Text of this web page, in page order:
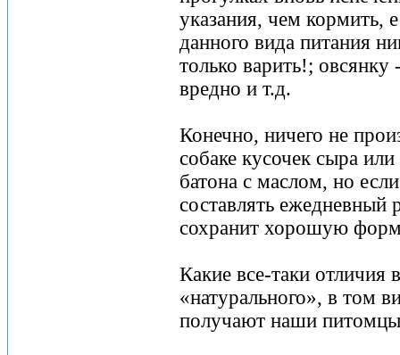
указания, чем кормить,
данного вида питания
только варить!;
вредно и т.д.
Конечно, ничего не
собаке кусочек сыра
батона с маслом, но
составлять ежедневный
сохранит хорошую
Какие все-таки отличия
«натурального», в том
получают наши